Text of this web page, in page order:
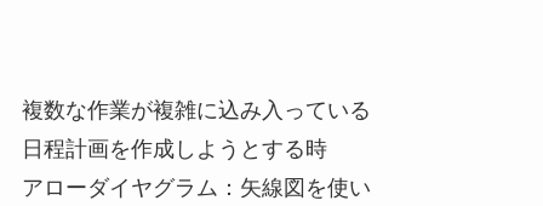
複数な作業が複雑に込み入っている
日程計画を作成しようとする時
アローダイヤグラム：矢線図を使い